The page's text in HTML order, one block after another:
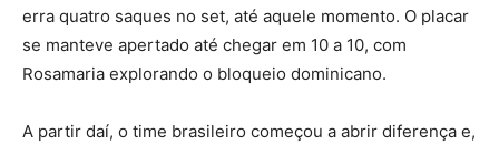
erra quatro saques no set, até aquele momento. O placar
se manteve apertado até chegar em 10 a 10, com
Rosamaria explorando o bloqueio dominicano.
A partir daí, o time brasileiro começou a abrir diferença e,